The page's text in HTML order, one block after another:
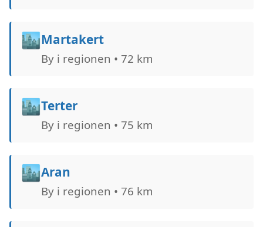
🏙️Martakert
By i regionen • 72 km
🏙️Terter
By i regionen • 75 km
🏙️Aran
By i regionen • 76 km